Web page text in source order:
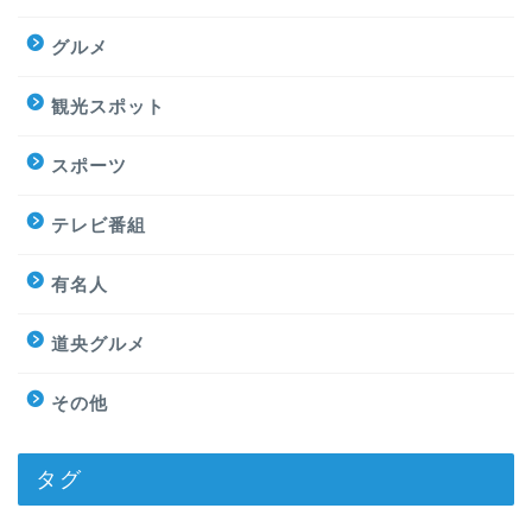
グルメ
観光スポット
スポーツ
テレビ番組
有名人
道央グルメ
その他
タグ